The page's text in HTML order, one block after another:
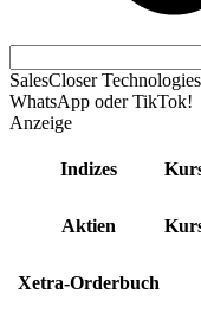
SalesCloser
WhatsApp oder TikTok!
Anzeige
Indizes
Aktien
Xetra-Orderbuch